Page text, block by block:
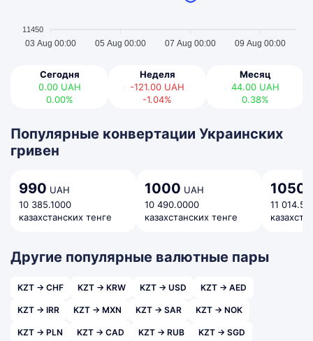
11450
03 Aug 00:00 05 Aug 00:00 07 Aug 00:00 09 Aug 00:00
Сегодня
0.00 UAH
0.00%
Неделя
-121.00 UAH
-1.04%
Месяц
44.00 UAH
0.38%
Популярные конвертации Украинских
гривен
990 UAH
10 385.1000
казахстанских тенге
1000 UAH
10 490.0000
казахстанских тенге
1050
11
Другие популярные валютные пары
KZT → CHF KZT → KRW KZT → USD KZT → AED
KZT → IRR KZT → MXN KZT → SAR KZT → NOK
KZT → PLN KZT → CAD KZT → RUB KZT → SGD